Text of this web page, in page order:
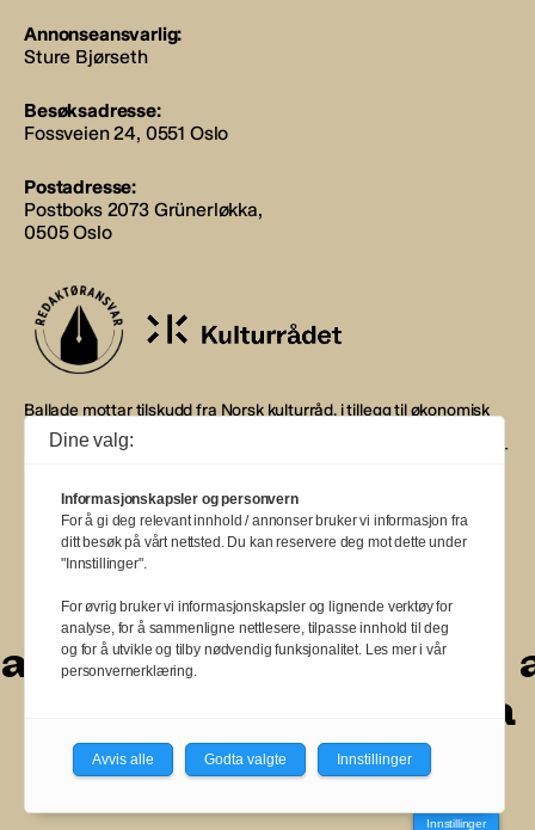
Annonseansvarlig:
Sture Bjørseth
Besøksadresse:
Fossveien 24, 0551 Oslo
Postadresse:
Postboks 2073 Grünerløkka,
0505 Oslo
Ballade mottar tilskudd fra Norsk kulturråd, i tillegg til økonomisk
støtte fra eierne NOPA, Norsk komponistforening og
Musikkforleggerne. Ballade drives etter Redaktør- og Vær Varsom-
BALLADE — NORGES MUSIKKMAGASIN
aaa
aaa
aa
a
a
Innstillinger
Dine valg:
Informasjonskapsler og personvern
For å gi deg relevant innhold / annonser bruker vi informasjon fra
ditt besøk på vårt nettsted. Du kan reservere deg mot dette under
"Innstillinger".
For øvrig bruker vi informasjonskapsler og lignende verktøy for
analyse, for å sammenligne nettlesere, tilpasse innhold til deg
og for å utvikle og tilby nødvendig funksjonalitet. Les mer i vår
personvernerklæring.
Avvis alle Godta valgte Innstillinger